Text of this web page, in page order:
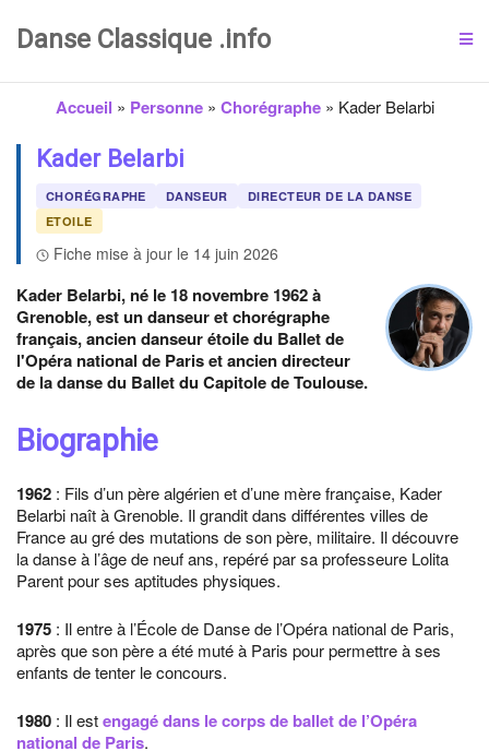
Danse Classique .info
Accueil » Personne» Chorégraphe» Kader Belarbi
Kader Belarbi
CHORÉGRAPHE DANSEUR
DIRECTEUR DE LA DANSE
ETOILE
Fiche mise à jour le 14 juin 2026
Kader Belarbi, né le 18 novembre 1962 à
Grenoble, est un danseur et chorégraphe
français, ancien danseur étoile du Ballet de
l'Opéra national de Paris et ancien directeur
de la danse du Ballet du Capitole de Toulouse.
Biographie
1962 : Fils d’un père algérien et d’une mère française, Kader
Belarbi naît à Grenoble. Il grandit dans différentes villes de
France au gré des mutations de son père, militaire. Il découvre
la danse à l’âge de neuf ans, repéré par sa professeure Lolita
Parent pour ses aptitudes physiques.
1975 : Il entre à l’École de Danse de l’Opéra national de Paris,
après que son père a été muté à Paris pour permettre à ses
enfants de tenter le concours.
1980 : Il estengagé dans le corps de ballet de l’Opéra
national de Paris.